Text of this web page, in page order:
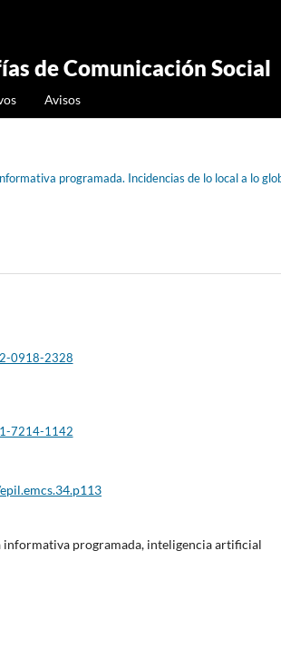
de Comunicación Social
Avisos
programada. Incidencias de lo local a lo
0918-2328
7214-1142
informativa programada, inteligencia artificial